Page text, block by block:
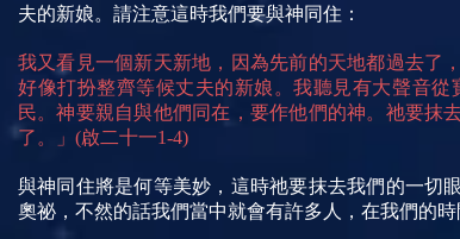
夫的新娘。請注意這時我們要與神同住：
我又看見一個新天新地，因為先前的天地都過去了
好像打扮整齊等候丈夫的新娘。我聽見有大聲音
民。神要親自與他們同在，要作他們的神。祂要抹
了。」(啟二十一1-4)
與神同住將是何等美妙，這時祂要抹去我們的一切
奧祕，不然的話我們當中就會有許多人，在我們的